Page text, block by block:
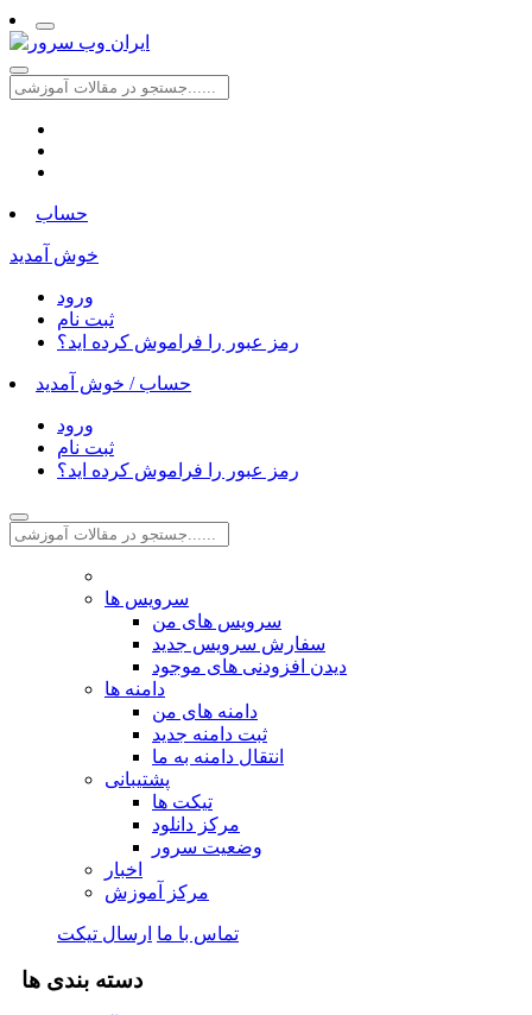
حساب
خوش آمدید
ورود
ثبت نام
رمز عبور را فراموش کرده اید؟
حساب / خوش آمدید
ورود
ثبت نام
رمز عبور را فراموش کرده اید؟
سرویس ها
سرویس های من
سفارش سرویس جدید
دیدن افزودنی های موجود
دامنه ها
دامنه های من
ثبت دامنه جدید
انتقال دامنه به ما
پشتیبانی
تیکت ها
مرکز دانلود
وضعیت سرور
اخبار
مرکز آموزش
تماس با ما ارسال تیکت
دسته بندی ها